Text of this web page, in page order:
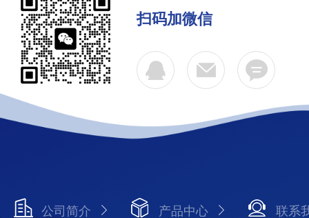
扫码加微信
公司简介 产品中心 联系